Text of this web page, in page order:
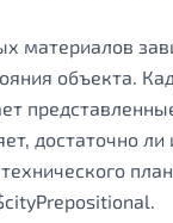
материалов
объекта.
достаточно ли